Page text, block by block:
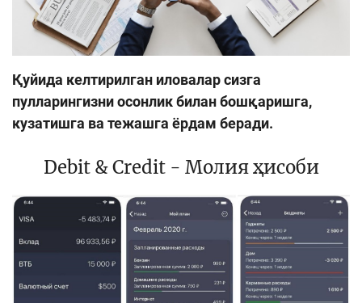
Қуйида келтирилган иловалар сизга
пулларингизни осонлик билан бошқаришга,
кузатишга ва тежашга ёрдам беради.
Debit & Credit - Молия ҳисоби